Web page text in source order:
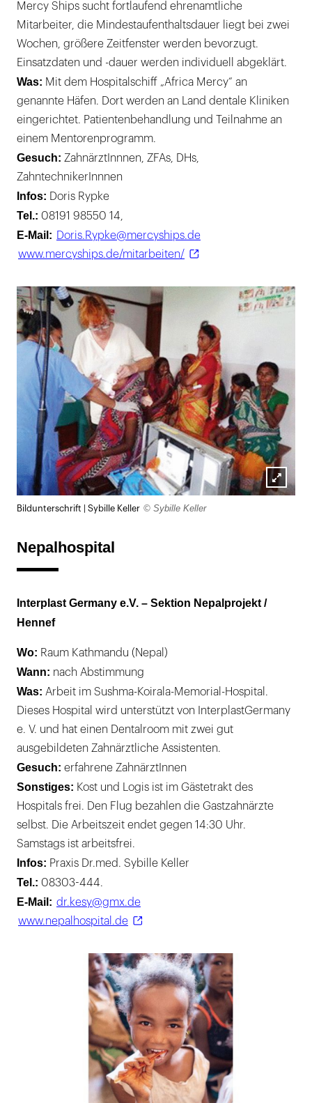
Mercy Ships sucht fortlaufend ehrenamtliche
Mitarbeiter, die Mindestaufenthaltsdauer liegt bei zwei
Wochen, größere Zeitfenster werden bevorzugt.
Einsatzdaten und -dauer werden individuell abgeklärt.
Was: Mit dem Hospitalschiff „Africa Mercy“ an
genannte Häfen. Dort werden an Land dentale Kliniken
eingerichtet. Patientenbehandlung und Teilnahme an
einem Mentorenprogramm.
Gesuch: ZahnärztInnnen, ZFAs, DHs,
ZahntechnikerInnnen
Infos: Doris Rypke
Tel.: 08191 98550 14,
E-Mail: Doris.Rypke@mercyships.de
www.mercyships.de/mitarbeiten/
Bildunterschrift | Sybille Keller © Sybille Keller
Nepalhospital
Interplast Germany e.V. – Sektion Nepalprojekt /
Hennef
Wo: Raum Kathmandu (Nepal)
Wann: nach Abstimmung
Was: Arbeit im Sushma-Koirala-Memorial-Hospital.
Dieses Hospital wird unterstützt von InterplastGermany
e. V. und hat einen Dentalroom mit zwei gut
ausgebildeten Zahnärztliche Assistenten.
Gesuch: erfahrene ZahnärztInnen
Sonstiges: Kost und Logis ist im Gästetrakt des
Hospitals frei. Den Flug bezahlen die Gastzahnärzte
selbst. Die Arbeitszeit endet gegen 14:30 Uhr.
Samstags ist arbeitsfrei.
Infos: Praxis Dr.med. Sybille Keller
Tel.: 08303-444.
E-Mail: dr.kesy@gmx.de
www.nepalhospital.de